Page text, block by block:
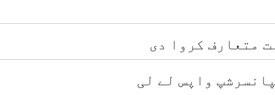
متعارف کروا دی
واپس لے لی